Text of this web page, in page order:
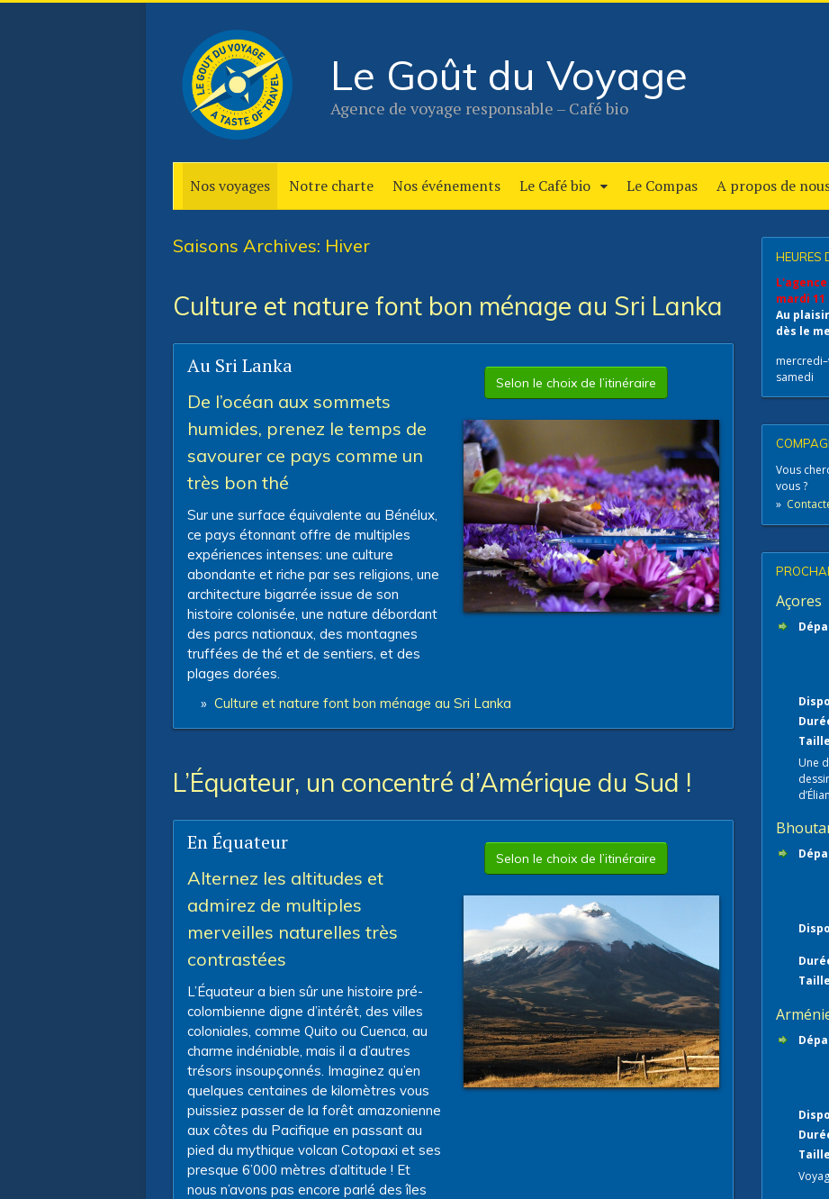
Le Goût du Voyage
Agence de voyage responsable – Café bio
Nos voyages Notre charte Nos événements Le Café bio Le Compas A propos de
Saisons Archives: Hiver
Culture et nature font bon ménage au Sri Lanka
Au Sri Lanka
De l’océan aux sommets
humides, prenez le temps de
savourer ce pays comme un
très bon thé
Sur une surface équivalente au Bénélux,
ce pays étonnant offre de multiples
expériences intenses: une culture
abondante et riche par ses religions, une
architecture bigarrée issue de son
histoire colonisée, une nature débordant
des parcs nationaux, des montagnes
truffées de thé et de sentiers, et des
plages dorées.
Selon le choix de l’itinéraire
» Culture et nature font bon ménage au Sri Lanka
L’Équateur, un concentré d’Amérique du Sud !
En Équateur
Alternez les altitudes et
admirez de multiples
merveilles naturelles très
contrastées
L’Équateur a bien sûr une histoire pré-
colombienne digne d’intérêt, des villes
coloniales, comme Quito ou Cuenca, au
charme indéniable, mais il a d’autres
trésors insoupçonnés. Imaginez qu’en
quelques centaines de kilomètres vous
puissiez passer de la forêt amazonienne
aux côtes du Pacifique en passant au
pied du mythique volcan Cotopaxi et ses
presque 6’000 mètres d’altitude ! Et
nous n’avons pas encore parlé des îles
Selon le choix de l’itinéraire
HEURES
mardi
Au
dès le
samedi
Vous
vous ?
»
Açores
Une